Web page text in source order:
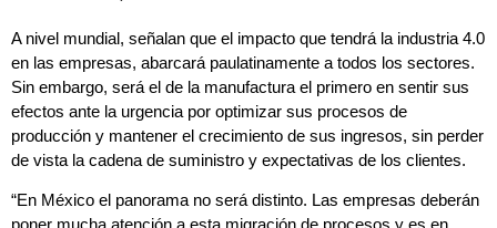
A nivel mundial, señalan que el impacto que tendrá la industria 4.0
en las empresas, abarcará paulatinamente a todos los sectores.
Sin embargo, será el de la manufactura el primero en sentir sus
efectos ante la urgencia por optimizar sus procesos de
producción y mantener el crecimiento de sus ingresos, sin perder
de vista la cadena de suministro y expectativas de los clientes.
“En México el panorama no será distinto. Las empresas deberán